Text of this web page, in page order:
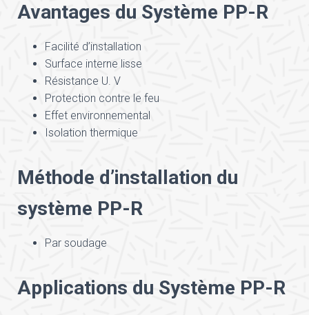
Avantages du Système PP-R
Facilité d’installation
Surface interne lisse
Résistance U. V
Protection contre le feu
Effet environnemental
Isolation thermique
Méthode d’installation du
système PP-R
Par soudage
Applications du Système PP-R